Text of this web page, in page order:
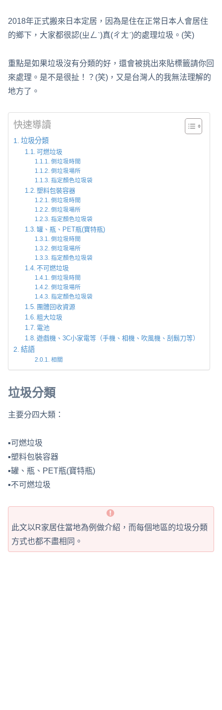
2018年正式搬來日本定居，因為是住在正常日本人會居住
的鄉下，大家都很認(ㄓㄥˋ)真(ㄔㄤˊ)的處理垃圾。(笑)
重點是如果垃圾沒有分類的好，還會被挑出來貼標籤請你回
來處理。是不是很扯！？(笑)，又是台灣人的我無法理解的
地方了。
快速導讀
垃圾分類
可燃垃圾
倒垃圾時間
倒垃圾場所
指定顏色垃圾袋
塑料包裝容器
倒垃圾時間
倒垃圾場所
指定顏色垃圾袋
罐、瓶、PET瓶(寶特瓶)
倒垃圾時間
倒垃圾場所
指定顏色垃圾袋
不可燃垃圾
倒垃圾時間
倒垃圾場所
指定顏色垃圾袋
團體回收資源
粗大垃圾
電池
遊戲機、3C小家電等（手機、相機、吹風機、刮鬍刀等）
結語
相關
垃圾分類
主要分四大類：
▪可燃垃圾
▪塑料包裝容器
▪罐、瓶、PET瓶(寶特瓶)
▪不可燃垃圾
此文以R家居住當地為例做介紹，而每個地區的垃圾分類
方式也都不盡相同。